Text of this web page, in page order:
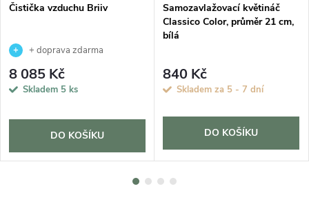
Čistička vzduchu Briiv
+ doprava zdarma
8 085 Kč
Skladem 5 ks
DO KOŠÍKU
Samozavlažovací květináč
Classico Color, průměr 21 cm,
bílá
840 Kč
Skladem za 5 - 7 dní
DO KOŠÍKU